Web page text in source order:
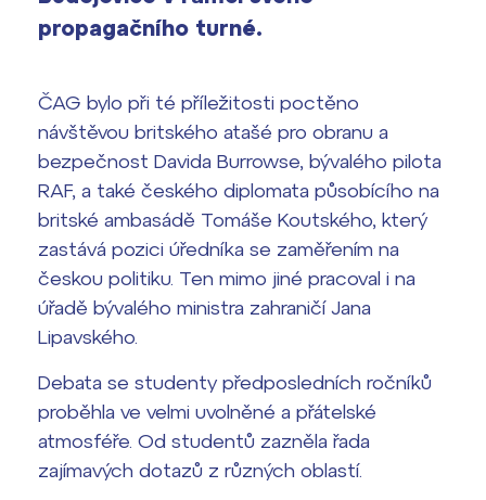
Výsledky 1. kola přijímacího řízení
2026/2027
Europass
FOCUSing
Zahraniční stipendia
ČAG studentský
Pomoc! Mám problém!
Harmonogram školního roku
Office 365
propagačního turné.
ČAG bylo při té příležitosti poctěno
návštěvou britského atašé pro obranu a
bezpečnost Davida Burrowse, bývalého pilota
RAF, a také českého diplomata působícího na
britské ambasádě Tomáše Koutského, který
zastává pozici úředníka se zaměřením na
českou politiku. Ten mimo jiné pracoval i na
úřadě bývalého ministra zahraničí Jana
Lipavského.
Debata se studenty předposledních ročníků
proběhla ve velmi uvolněné a přátelské
atmosféře. Od studentů zazněla řada
zajímavých dotazů z různých oblastí.